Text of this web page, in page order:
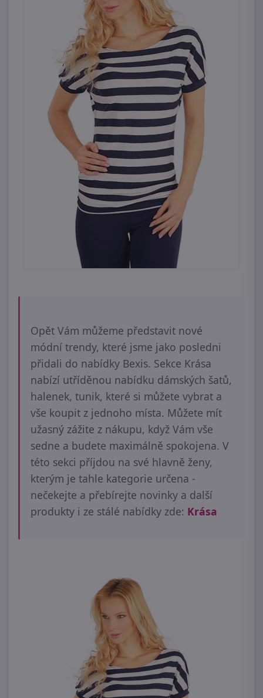
Opět Vám můžeme představit nové
módní trendy, které jsme jako posledni
přidali do nabídky Bexis. Sekce Krása
nabízí utříděnou nabídku dámských šatů,
halenek, tunik, které si můžete vybrat a
vše koupit z jednoho místa. Můžete mít
užasný zážite z nákupu, když Vám vše
sedne a budete maximálně spokojena. V
této sekci příjdou na své hlavně ženy,
kterým je tahle kategorie určena -
nečekejte a přebírejte novinky a další
produkty i ze stálé nabídky zde: Krása